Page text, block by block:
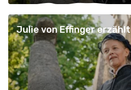
Julie von Effinger erzählt